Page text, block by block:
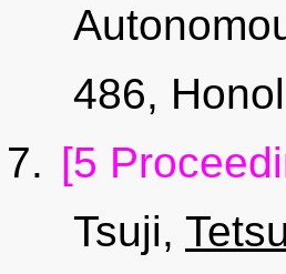
486,
[5
Tsuji,